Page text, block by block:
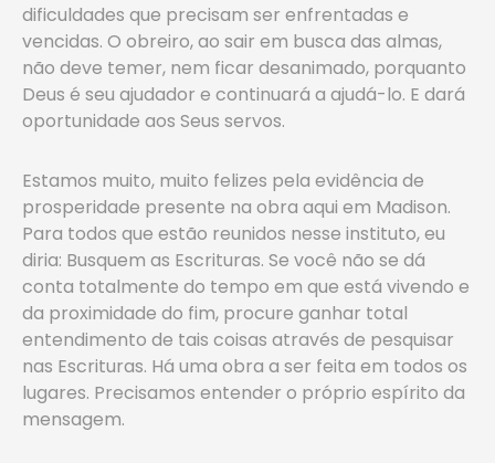
dificuldades que precisam ser enfrentadas e
vencidas. O obreiro, ao sair em busca das almas,
não deve temer, nem ficar desanimado, porquanto
Deus é seu ajudador e continuará a ajudá-lo. E dará
oportunidade aos Seus servos.
Estamos muito, muito felizes pela evidência de
prosperidade presente na obra aqui em Madison.
Para todos que estão reunidos nesse instituto, eu
diria: Busquem as Escrituras. Se você não se dá
conta totalmente do tempo em que está vivendo e
da proximidade do fim, procure ganhar total
entendimento de tais coisas através de pesquisar
nas Escrituras. Há uma obra a ser feita em todos os
lugares. Precisamos entender o próprio espírito da
mensagem.